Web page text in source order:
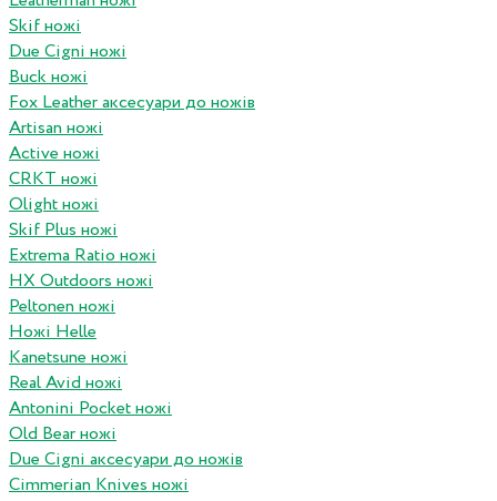
Skif ножі
Due Cigni ножі
Buck ножі
Fox Leather аксесуари до ножів
Artisan ножі
Active ножі
CRKT ножі
Olight ножі
Skif Plus ножі
Extrema Ratio ножі
HX Outdoors ножі
Peltonen ножі
Ножі Helle
Kanetsune ножі
Real Avid ножі
Antonini Pocket ножі
Old Bear ножі
Due Cigni аксесуари до ножів
Cimmerian Knives ножі